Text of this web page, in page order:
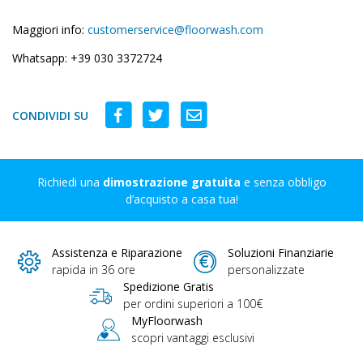
Maggiori info: customerservice@floorwash.com
Whatsapp: +39 030 3372724
CONDIVIDI SU
Richiedi una dimostrazione gratuita e senza obbligo
d’acquisto a casa tua!
Assistenza e Riparazione
rapida in 36 ore
Soluzioni Finanziarie
personalizzate
Spedizione Gratis
per ordini superiori a 100€
MyFloorwash
scopri vantaggi esclusivi